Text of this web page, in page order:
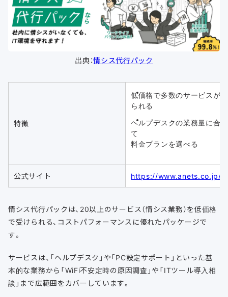
出典：情シス代行パック
特徴
低価格で多数のサービスが
られる
ヘルプデスクの業務量に合
て
料金プランを選べる
公式サイト https://www.anets.co.jp/
情シス代行パックは、20以上のサービス（情シス業務）を低価格
で受けられる、コストパフォーマンスに優れたパッケージで
す。
サービスは、「ヘルプデスク」や「PC設定サポート」といった基
本的な業務から「WiFi不安定時の原因調査」や「ITツール導入相
談」まで広範囲をカバーしています。